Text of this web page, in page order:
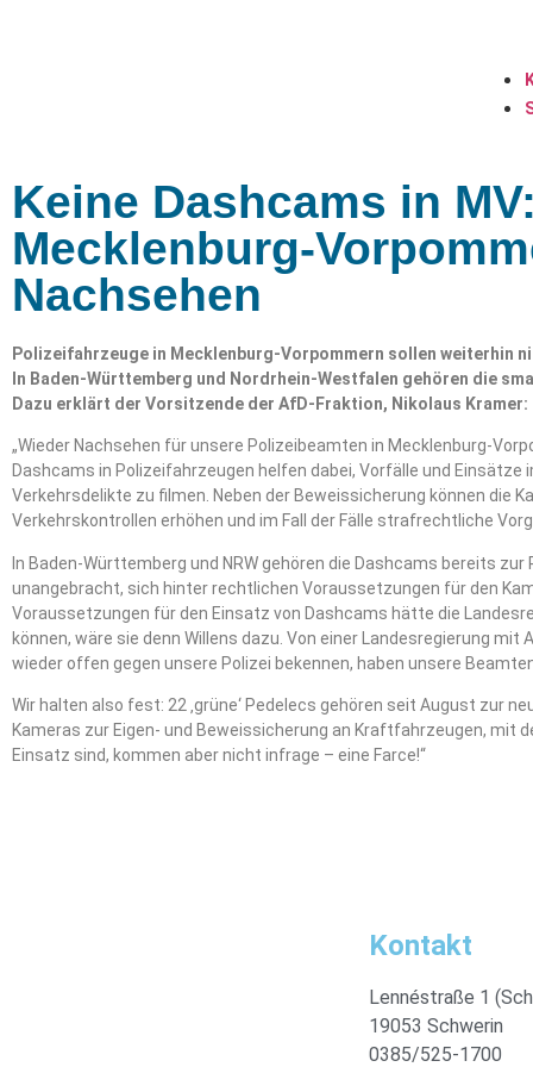
Keine Dashcams in
Mecklenburg-
Nachsehen
Polizeifahrzeuge in Mecklenburg-Vorpommern sollen weiterhin
In Baden-Württemberg und Nordrhein-Westfalen gehören die
Dazu erklärt der Vorsitzende der AfD-Fraktion, Nikolaus Kramer:
„Wieder Nachsehen für unsere Polizeibeamten in Mecklenburg-
Dashcams in Polizeifahrzeugen helfen dabei, Vorfälle und Einsätze
Verkehrsdelikte zu filmen. Neben der Beweissicherung können die
Verkehrskontrollen erhöhen und im Fall der Fälle strafrechtliche
In Baden-Württemberg und NRW gehören die Dashcams bereits
unangebracht, sich hinter rechtlichen Voraussetzungen für den
Voraussetzungen für den Einsatz von Dashcams hätte die
können, wäre sie denn Willens dazu. Von einer Landesregierung mit
wieder offen gegen unsere Polizei bekennen, haben unsere
Wir halten also fest: 22 ‚grüne‘ Pedelecs gehören seit August zur
Kameras zur Eigen- und Beweissicherung an Kraftfahrzeugen, mit
Einsatz sind, kommen aber nicht infrage – eine Farce!“
Kontakt
Lennéstraße 1
19053 Schwerin
0385/525-1700